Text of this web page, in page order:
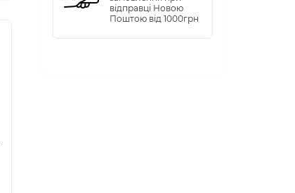
відправці Новою
Поштою від 1000грн